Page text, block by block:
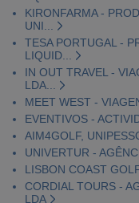
KIRONFARMA -
UNI...
TESA PORTUGAL -
LIQUID...
IN OUT TRAVEL -
LDA...
MEET WEST -
EVENTIVOS -
AIM4GOLF,
UNIVERTUR -
LISBON COAST
CORDIAL TOURS -
LDA